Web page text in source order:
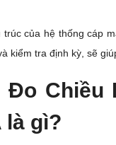
trúc của hệ thống cáp
kiểm tra định kỳ, sẽ
Đo Chiều
là gì?